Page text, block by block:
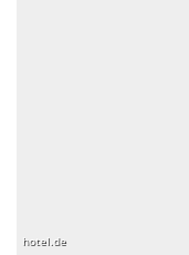
hotel.de